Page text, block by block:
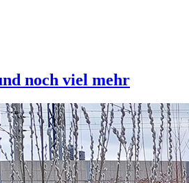
noch viel mehr